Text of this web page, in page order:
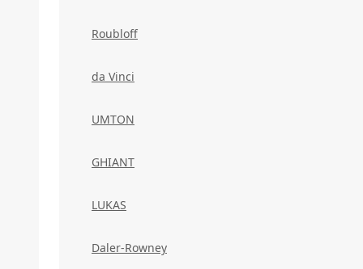
Roubloff
da Vinci
UMTON
GHIANT
LUKAS
Daler-Rowney